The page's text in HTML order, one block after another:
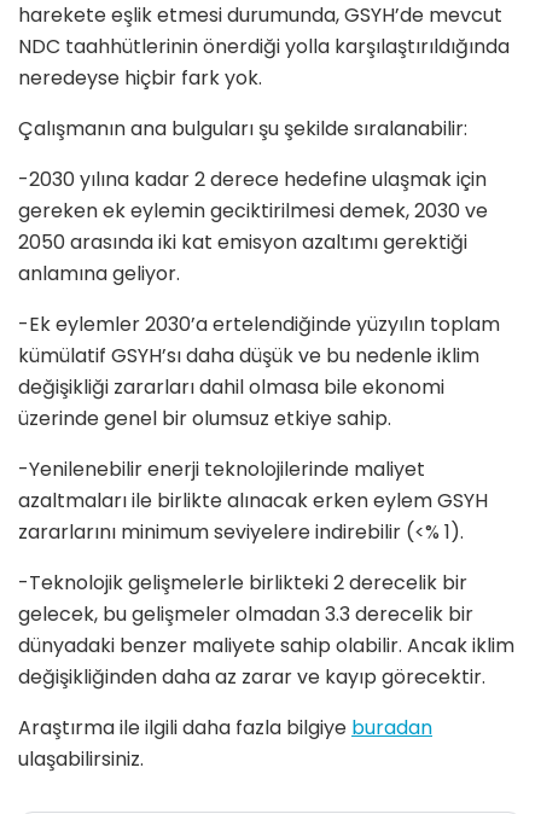
harekete eşlik etmesi durumunda, GSYH’de mevcut
NDC taahhütlerinin önerdiği yolla karşılaştırıldığında
neredeyse hiçbir fark yok.
Çalışmanın ana bulguları şu şekilde sıralanabilir:
-2030 yılına kadar 2 derece hedefine ulaşmak için
gereken ek eylemin geciktirilmesi demek, 2030 ve
2050 arasında iki kat emisyon azaltımı gerektiği
anlamına geliyor.
-Ek eylemler 2030’a ertelendiğinde yüzyılın toplam
kümülatif GSYH’sı daha düşük ve bu nedenle iklim
değişikliği zararları dahil olmasa bile ekonomi
üzerinde genel bir olumsuz etkiye sahip.
-Yenilenebilir enerji teknolojilerinde maliyet
azaltmaları ile birlikte alınacak erken eylem GSYH
zararlarını minimum seviyelere indirebilir (<% 1).
-Teknolojik gelişmelerle birlikteki 2 derecelik bir
gelecek, bu gelişmeler olmadan 3.3 derecelik bir
dünyadaki benzer maliyete sahip olabilir. Ancak iklim
değişikliğinden daha az zarar ve kayıp görecektir.
Araştırma ile ilgili daha fazla bilgiye buradan
ulaşabilirsiniz.